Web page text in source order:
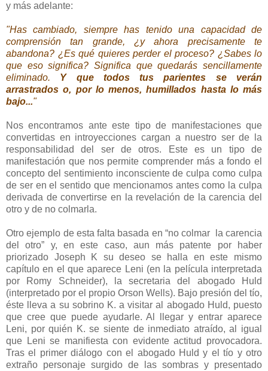
y más adelante:
"Has cambiado, siempre has tenido una capacidad de
comprensión tan grande, ¿y ahora precisamente te
abandona? ¿Es qué quieres perder el proceso? ¿Sabes lo
que eso significa? Significa que quedarás sencillamente
eliminado. Y que todos tus parientes se verán
arrastrados o, por lo menos, humillados hasta lo más
bajo..."
Nos encontramos ante este tipo de manifestaciones que
convertidas en introyecciones cargan a nuestro ser de la
responsabilidad del ser de otros. Este es un tipo de
manifestación que nos permite comprender más a fondo el
concepto del sentimiento inconsciente de culpa como culpa
de ser en el sentido que mencionamos antes como la culpa
derivada de convertirse en la revelación de la carencia del
otro y de no colmarla.
Otro ejemplo de esta falta basada en “no colmar
la carencia
del otro” y, en este caso, aun más patente por haber
priorizado Joseph K su deseo se halla en este mismo
capítulo en el que aparece Leni (en la película interpretada
por Romy Schneider), la secretaria del abogado Huld
(interpretado por el propio Orson Wells). Bajo presión del tío,
éste lleva a su sobrino K. a visitar al abogado Huld, puesto
que cree que puede ayudarle. Al llegar y entrar aparece
Leni, por quién K. se siente de inmediato atraído, al igual
que Leni se manifiesta con evidente actitud provocadora.
Tras el primer diálogo con el abogado Huld y el tío y otro
extraño personaje surgido de las sombras y presentado